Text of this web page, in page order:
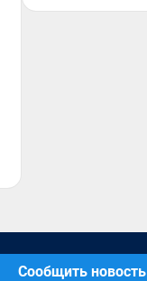
Сообщить новость